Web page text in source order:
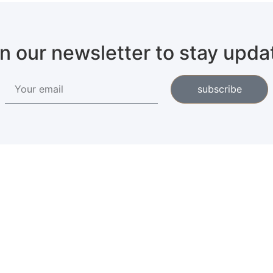
our newsletter to stay
subscribe